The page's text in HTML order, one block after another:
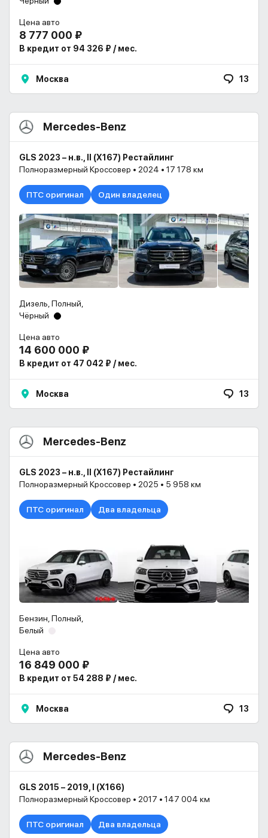
Цена авто
8 777 000 ₽
В кредит от 94 326 ₽ / мес.
Москва 13
Mercedes-Benz
GLS 2023 – н.в., II (X167) Рестайлинг
Полноразмерный Кроссовер • 2024 • 17 178 км
ПТС оригинал Один владелец
Дизель, Полный,
Чёрный
Цена авто
14 600 000 ₽
В кредит от 47 042 ₽ / мес.
Москва 13
Mercedes-Benz
GLS 2023 – н.в., II (X167) Рестайлинг
Полноразмерный Кроссовер • 2025 • 5 958 км
ПТС оригинал Два владельца
Бензин, Полный,
Белый
Цена авто
16 849 000 ₽
В кредит от 54 288 ₽ / мес.
Москва 13
Mercedes-Benz
GLS 2015 – 2019, I (X166)
Полноразмерный Кроссовер • 2017 • 147 004 км
ПТС оригинал Два владельца